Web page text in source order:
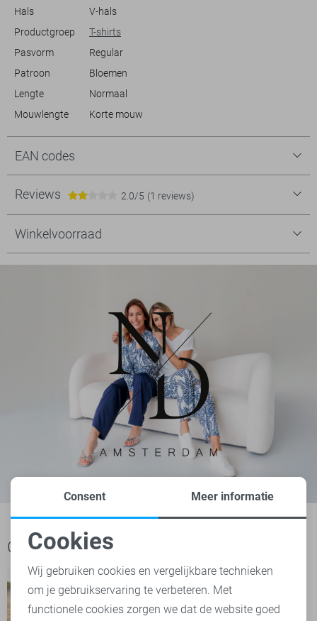
Hals
V-hals
Productgroep
T-shirts
Pasvorm
Regular
Patroon
Bloemen
Lengte
Normaal
Mouwlengte
Korte mouw
EAN codes
Reviews 2.0/5 (1 reviews)
Winkelvoorraad
Ook het bekijken waard
Noodzakelijke cookies
Personalisatie cookies
Consent Meer informatie
Cookies
Wij gebruiken cookies en vergelijkbare technieken
om je gebruikservaring te verbeteren. Met
functionele cookies zorgen we dat de website goed